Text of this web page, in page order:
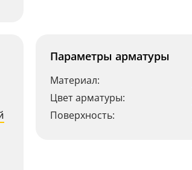
Параметры арматуры
Материал:
Цвет арматуры:
Поверхность: